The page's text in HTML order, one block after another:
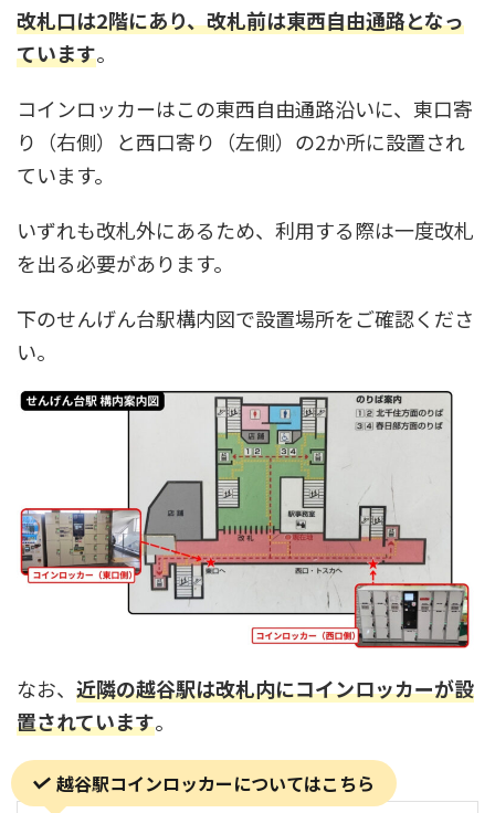
改札口は2階にあり、改札前は東西自由通路となっ
ています。
コインロッカーはこの東西自由通路沿いに、東口寄
り（右側）と西口寄り（左側）の2か所に設置され
ています。
いずれも改札外にあるため、利用する際は一度改札
を出る必要があります。
下のせんげん台駅構内図で設置場所をご確認くださ
い。
なお、 近隣の越谷駅は改札内にコインロッカーが設
置されています。
越谷駅コインロッカーについてはこちら